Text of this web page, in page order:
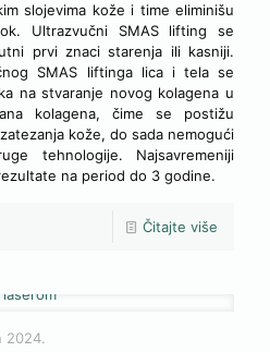
slojevima kože i time eliminišu
Ultrazvučni SMAS lifting se
prvi znaci starenja ili kasniji.
SMAS liftinga lica i tela se
na stvaranje novog kolagena u
kolagena, čime se postižu
kože, do sada nemogući
tehnologije. Najsavremeniji
na period do 3 godine.
Čitajte više
2024.